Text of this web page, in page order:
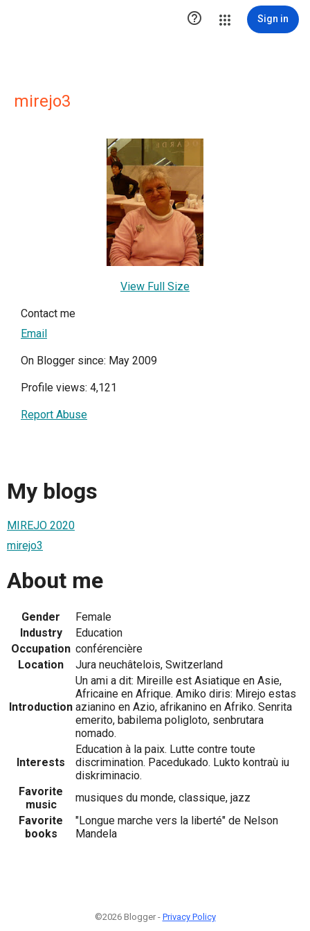
 Sign in
mirejo3
View Full Size
Contact me
Email
On Blogger since: May 2009
Profile views: 4,121
Report Abuse
My blogs
MIREJO 2020
mirejo3
About me
Gender
Female
Industry
Education
Occupation conférencière
Location
Jura neuchâtelois, Switzerland
Introduction
Un ami a dit: Mireille est Asiatique en Asie,
Africaine en Afrique. Amiko diris: Mirejo estas
azianino en Azio, afrikanino en Afriko. Senrita
emerito, babilema poligloto, senbrutara
nomado.
Interests
Education à la paix. Lutte contre toute
discrimination. Pacedukado. Lukto kontraù iu
diskriminacio.
Favorite
music
musiques du monde, classique, jazz
Favorite
books
"Longue marche vers la liberté" de Nelson
Mandela
©2026 Blogger - Privacy Policy